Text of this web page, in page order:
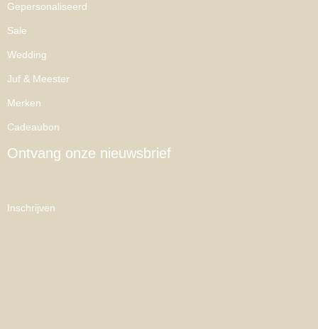
Gepersonaliseerd
Sale
Wedding
Juf & Meester
Merken
Cadeaubon
Ontvang onze nieuwsbrief
Inschrijven